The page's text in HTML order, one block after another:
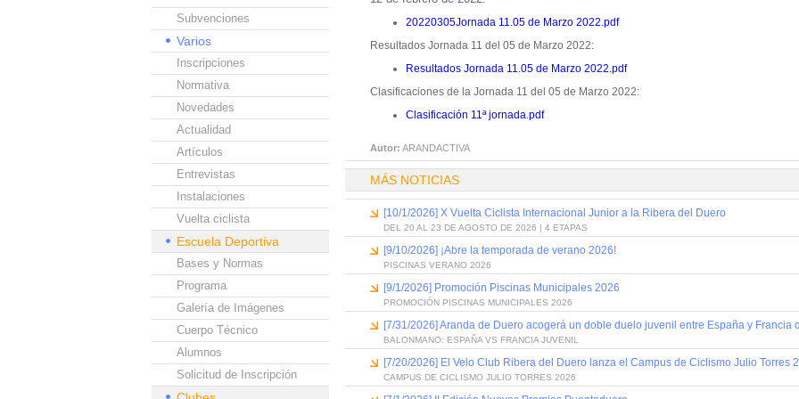
Subvenciones
Varios
Inscripciones
Normativa
Novedades
Actualidad
Artículos
Entrevistas
Instalaciones
Vuelta ciclista
Escuela Deportiva
Bases y Normas
Programa
Galería de Imágenes
Cuerpo Técnico
Alumnos
Solicitud de Inscripción
20220305Jornada 11.05 de Marzo 2022.pdf
Resultados Jornada 11 del 05 de Marzo 2022:
Resultados Jornada 11.05 de Marzo 2022.pdf
Clasificaciones de la Jornada 11 del 05 de Marzo 2022:
Clasificación 11ª jornada.pdf
Autor: ARANDACTIVA
MÁS NOTICIAS
[10/1/2026] X Vuelta Ciclista Internacional Junior a la Ribera del Duero
DEL 20 AL 23 DE AGOSTO DE 2026 | 4 ETAPAS
[9/10/2026] ¡Abre la temporada de verano 2026!
PISCINAS VERANO 2026
[9/1/2026] Promoción Piscinas Municipales 2026
PROMOCIÓN PISCINAS MUNICIPALES 2026
[7/31/2026] Aranda de Duero acogerá un doble duelo juvenil entre España y Francia
BALONMANO: ESPAÑA VS FRANCIA JUVENIL
[7/20/2026] El Velo Club Ribera del Duero lanza el Campus de Ciclismo Julio Torres
CAMPUS DE CICLISMO JULIO TORRES 2026